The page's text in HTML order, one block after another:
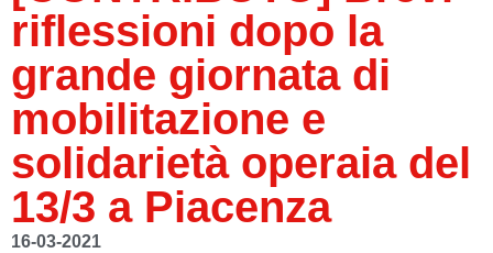
riflessioni dopo la
grande giornata di
mobilitazione e
solidarietà operaia del
13/3 a Piacenza
16-03-2021